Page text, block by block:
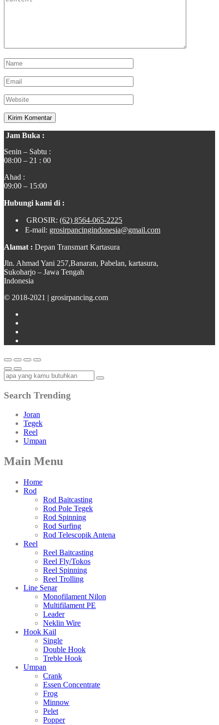
Jam Buka :
Senin – Sabtu :
08:00 – 21 : 00
Ahad :
09:00 – 15:00
Hubungi kami di :
GROSIR: (62) 8564-065-2225
E-mail: grosirpancingindonesia@gmail.com
Alamat : Depan Transmart Kartasura
Jln. Ahmad Yani 257,Banaran, Pabelan, kartasura,
Sukoharjo – Jawa Tengah
Indonesia
© 2018-2021 | grosirpancing.com
Search Trending
Joran
Tegek
Reel
Umpan
Main Menu
Home
Rod
Rod Baitcasting
Rod Pole Tegek
Rod Spinning
Rod Surfing
Rod Telescopik Antena
Reel
Reel Baitcasting
Reel Fly/Tokos
Reel Spinning
Reel Trolling
Line Senar
Monofilament Nilon
Multifilament PE
Leader
Neklin Wire
Hook Kail
Single
Double Hook
Treble Hook
Umpan
Crank
Essen Concentrate
Frog
Minnow
Pelet
Popper